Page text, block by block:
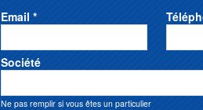
Email *
Société
Ne pas remplir si vous êtes un particulier